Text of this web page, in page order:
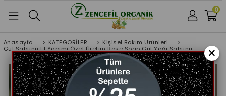
0
Anasayfa > KATEGORİLER > Kişisel Bakım Ürünleri
>
Gül Sabunu El Yapımı Özel Üretim Rose Soap Gül Yağı Sabunu
×